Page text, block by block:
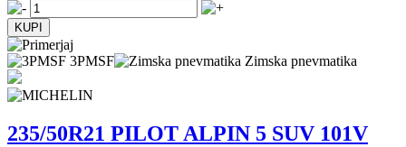
3PMSF Zimska pnevmatika
235/50R21 PILOT ALPIN 5 SUV 101V